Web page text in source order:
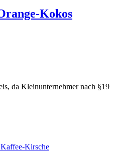
Kokos
da Kleinunternehmer nach §19